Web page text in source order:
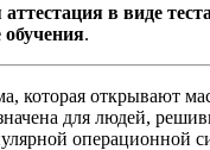
в виде
.
которая открывают
для людей,
операционной